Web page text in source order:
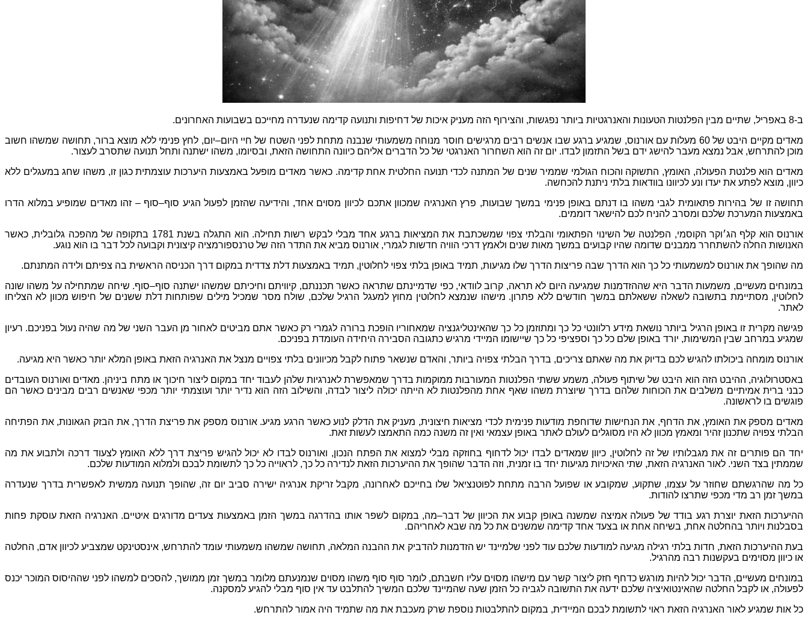
ב-8 באפריל, שתיים מבין הפלנטות הטעונות והאנרגטיות ביותר נפגשות, והצירוף הזה מעניק איכות של דחיפות ותנועה קדימה שנעדרה מחייכם בשבועות האחרונים.
מאדים מקיים היבט של60 מעלות עם אורנוס, שמגיע ברגע שבו אנשים רבים מרגישים חוסר מנוחה משמעותי שנבנה מתחת לפני השטח של חיי היום–יום, לחץ פנימי ללא מוצא ברור, תחושה שמשהו חשוב
מוכן להתרחש, אבל נמצא מעבר להישג ידם בשל התזמון לבדו. יום זה הוא השחרור האנרגטי של כל הדברים אליהם כיוונה התחושה הזאת, ובסיומו, משהו ישתנה ותחל תנועה שתסרב לעצור.
מאדים הוא פלנטת הפעולה, האומץ, התשוקה והכוח הגולמי שממיר שנים של המתנה לכדי תנועה החלטית אחת קדימה.כאשר מאדים מופעל באמצעות היערכות עוצמתית כגון זו, משהו שחג במעגלים ללא
כיוון, מוצא לפתע את יעדו ונע לכיוונו בוודאות בלתי ניתנת להכחשה.
תחושה זו של בהירות פתאומית לגבי משהו בו דנתם באופן פנימי במשך שבועות, פרץ האנרגיה שמכוון אתכם לכיוון מסוים אחד, והידיעה שהזמן לפעול הגיע סוף–סוף – זהו מאדים שמופיע במלוא הדרו
באמצעות המערכת שלכם ומסרב להניח לכם להישאר דוממים.
אורנוס הוא קלף הג׳וקר הקוסמי, הפלנטה של השינוי הפתאומי והבלתי צפוי שמשכתבת את המציאות ברגע אחד מבלי לבקש רשות תחילה. הוא התגלה בשנת בתקופה של מהפכה גלובלית, כאשר
האנושות החלה להשתחרר ממבנים שדומה שהיו קבועים במשך מאות שנים ולאמץ דרכי הוויה חדשות לגמרי, אורנוס מביא את התדר הזה של טרנספורמציה קיצונית וקבועה לכל דבר בו הוא נוגע.
מה שהופך את אורנוס למשמעותי כל כך הוא הדרך שבה פריצות הדרך שלו מגיעות, תמיד באופן בלתי צפוי לחלוטין, תמיד באמצעות דלת צדדית במקום דרך הכניסה הראשית בה צפיתם ולידה המתנתם.
במונחים מעשיים, משמעות הדבר היא שההזדמנות שמגיעה היום לא תראה, קרוב לוודאי,כפי שדמיינתם שתראה כאשר תכננתם, קיוויתם וחיכיתם שמשהו ישתנה סוף–סוף. שיחה שמתחילה על משהו שונה
לחלוטין, מסתיימת בתשובה לשאלה ששאלתם במשך חודשים ללא פתרון. מישהו שנמצא לחלוטין מחוץ למעגל הרגיל שלכם, שולח מסר שמכיל מילים שפותחות דלת ששנים של חיפוש מכוון לא הצליחו
לאתר.
פגישה מקרית זו באופן הרגיל ביותר נושאת מידע רלוונטי כל כך ומתוזמן כל כך שהאינטליגנציה שמאחוריו הופכת ברורה לגמרי רק כאשר אתם מביטים לאחור מן העבר השני של מה שהיה נעול בפניכם. רעיון
שמגיע במרחב שבין המשימות, יורד באופן שלם כל כך וספציפי כל כך שיישומו המיידי מרגיש כתגובה הסבירה היחידה העומדת בפניכם.
אורנוס מומחה ביכולתו להגיש לכם בדיוק את מה שאתם צריכים, בדרך הבלתי צפויה ביותר, והאדם שנשאר פתוח לקבל מכיוונים בלתי צפויים מנצל את האנרגיה הזאת באופן המלא יותר כאשר היא מגיעה.
באסטרולוגיה, ההיבט הזה הוא היבט של שיתוף פעולה, משמע ששתי הפלנטות המעורבות ממוקמות בדרך שמאפשרת לאנרגיות שלהן לעבוד יחד במקום ליצור חיכוך או מתח ביניהן. מאדים ואורנוס העובדים
כבני ברית אמיתיים משלבים את הכוחות שלהם בדרך שיוצרת משהו שאף אחת מהפלנטות לא הייתה יכולה ליצור לבדה, והשילוב הזה הוא נדיר יותר ועוצמתי יותר מכפי שאנשים רבים מבינים כאשר הם
פוגשים בו לראשונה.
מאדים מספק את האומץ,את הדחף, את הנחישות שדוחפת מודעות פנימית לכדי מציאות חיצונית, מעניק את הדלק לנוע כאשר הרגע מגיע.אורנוס מספק את פריצת הדרך,את הבזק הגאונות,את הפתיחה
הבלתי צפויה שתכנון זהיר ומאמץ מכוון לא היו מסוגלים לעולם לאתר באופן עצמאי ואין זה משנה כמה התאמצו לעשות זאת.
יחד הם פותרים זה את מגבלותיו של זה לחלוטין, כיוון שמאדים לבדו יכול לדחוף בחוזקה מבלי למצוא את הפתח הנכון, ואורנוס לבדו לא יכול להגיש פריצת דרך ללא האומץ לצעוד דרכה ולתבוע את מה
שממתין בצד השני. לאור האנרגיה הזאת, שתי האיכויות מגיעות יחד בו זמנית, וזה הדבר שהופך את ההיערכות הזאת לנדירה כל כך, לראוייה כל כך לתשומת לבכם ולמלוא המודעות שלכם.
כל מה שהרגשתם שחוזר על עצמו, שתקוע, שמקובע או שפועל הרבה מתחת לפוטנציאל שלו בחייכם לאחרונה, מקבל זריקת אנרגיה ישירה סביב יום זה, שהופך תנועה ממשית לאפשרית בדרך שנעדרה
במשך זמן רב מדי מכפי שתרצו להודות.
ההיערכות הזאת יוצרת רגע בודד של פעולה אמיצה שמשנה באופן קבוע את הכיוון של דבר–מה, במקום לשפר אותו בהדרגה במשך הזמן באמצעות צעדים מדורגים איטיים. האנרגיה הזאת עוסקת פחות
בסבלנות ויותר בהחלטה אחת, בשיחה אחת או בצעד אחד קדימה שמשנים את כל מה שבא לאחריהם.
בעת ההיערכות הזאת, חדות בלתי רגילה מגיעה למודעות שלכם עוד לפני שלמיינד יש הזדמנות להדביק את ההבנה המלאה, תחושה שמשהו משמעותי עומד להתרחש, אינסטינקט שמצביע לכיוון אדם, החלטה
או כיוון מסוימים בעקשנות רבה מהרגיל.
במונחים מעשיים, הדבר יכול להיות מורגש כדחף חזק ליצור קשר עם מישהו מסוים עליו חשבתם, לומר סוף סוף משהו מסוים שנמנעתם מלומר במשך זמן ממושך, להסכים למשהו לפני שההיסוס המוכר יכנס
לפעולה, או לקבל החלטה שהאינטואיציה שלכם ידעה את התשובה לגביה כל הזמן שעה שהמיינד שלכם המשיך להתלבט עד אין סוף מבלי להגיע למסקנה.
כל אות שמגיע לאור האנרגיה הזאת ראוי לתשומת לבכם המיידית, במקום להתלבטות נוספת שרק מעכבת את מה שתמיד היה אמור להתרחש.